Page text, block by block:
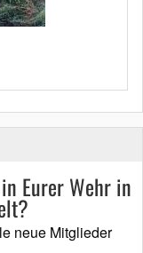
Eurer Wehr in
neue Mitglieder